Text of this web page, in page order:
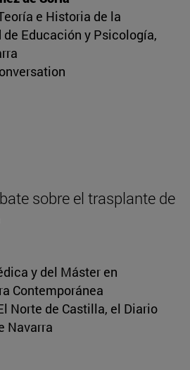
e Historia de la
Educación y Psicología,
sobre el trasplante de
y del Máster en
Contemporánea
Norte de Castilla, el Diario
Navarra